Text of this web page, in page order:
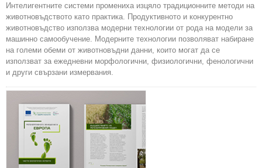
Интелигентните системи промениха изцяло традиционните методи на
животновъдството като практика. Продуктивното и конкурентно
животновъдство използва модерни технологии от рода на модели за
машинно самообучение. Модерните технологии позволяват набиране
на големи обеми от животновъдни данни, които могат да се
използват за ежедневни морфологични, физиологични, фенологични
и други свързани измервания.